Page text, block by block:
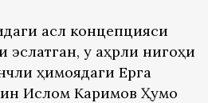
асл концепцияси
эслатган, у қаҳрли нигоҳи
ҳимоядаги Ерга
Ислом Каримов Ҳумо